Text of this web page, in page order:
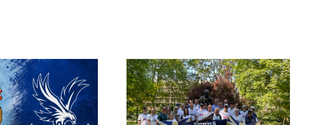
Sweden Spurs
Biljettansökan till